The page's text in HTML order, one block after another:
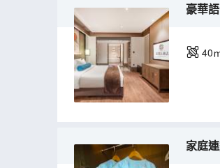
豪華
40
家庭